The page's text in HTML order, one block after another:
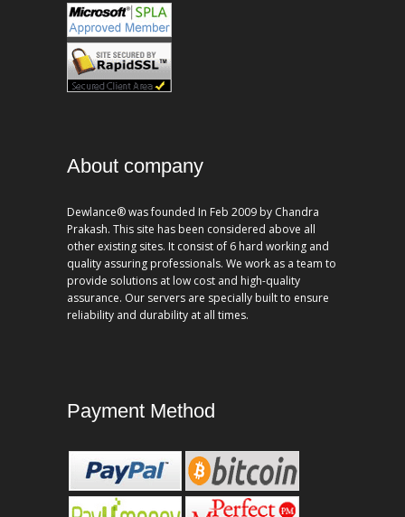
About company
Dewlance® was founded In Feb 2009 by Chandra
Prakash. This site has been considered above all
other existing sites. It consist of 6 hard working and
quality assuring professionals. We work as a team to
provide solutions at low cost and high-quality
assurance. Our servers are specially built to ensure
reliability and durability at all times.
Payment Method